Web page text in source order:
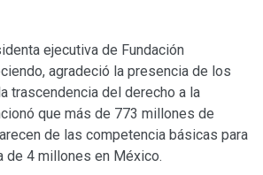
ejecutiva de Fundación
agradeció la presencia de los
trascendencia del derecho a la
que más de 773 millones de
de las competencia básicas para
de 4 millones en México.